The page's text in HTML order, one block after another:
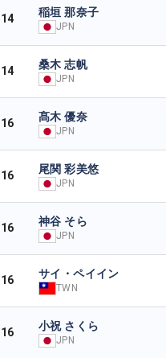
14 稲垣 那奈子
JPN
14 桑木 志帆
JPN
16 髙木 優奈
JPN
16 尾関 彩美悠
JPN
16 神谷 そら
JPN
16 サイ・ペイイン
TWN
16 小祝 さくら
JPN